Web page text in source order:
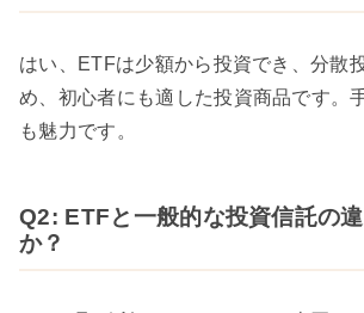
はい、ETFは少額から投資でき、分散
め、初心者にも適した投資商品です。
も魅力です。
Q2: ETFと一般的な投資信託の
か？